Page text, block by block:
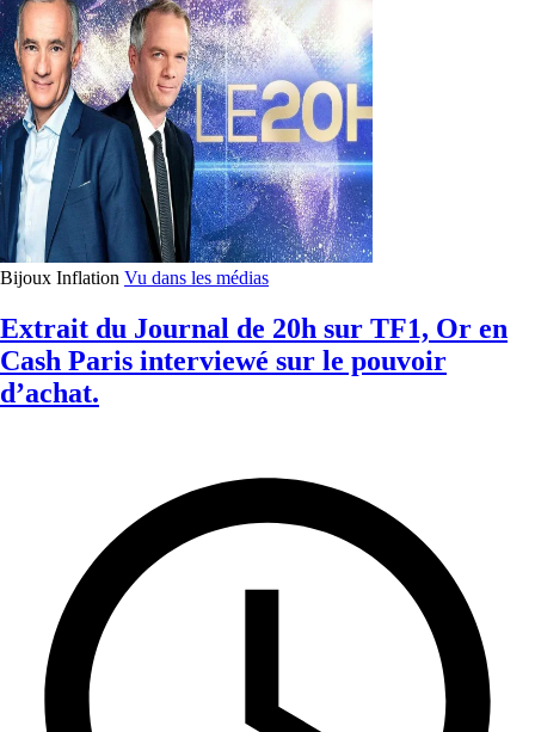
Bijoux Inflation Vu dans les médias
Extrait du Journal de 20h sur TF1, Or en
Cash Paris interviewé sur le pouvoir
d’achat.